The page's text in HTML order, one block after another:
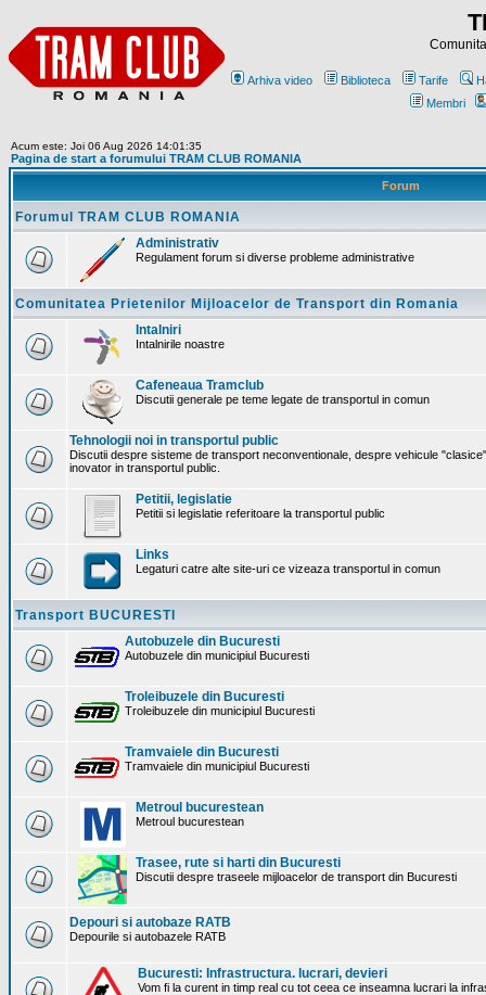
Arhiva video Biblioteca Tarife
Membri
Acum este: Joi 06 Aug 2026 14:01:35
Pagina de start a forumului TRAM CLUB ROMANIA
Forum
Forumul TRAM CLUB ROMANIA
Administrativ
Regulament forum si diverse probleme administrative
Comunitatea Prietenilor Mijloacelor de Transport din Romania
Intalniri
Intalnirile noastre
Cafeneaua Tramclub
Discutii generale pe teme legate de transportul in comun
Tehnologii noi in transportul public
Discutii despre sisteme de transport neconventionale, despre vehicule
inovator in transportul public.
Petitii, legislatie
Petitii si legislatie referitoare la transportul public
Links
Legaturi catre alte site-uri ce vizeaza transportul in comun
Transport BUCURESTI
Autobuzele din Bucuresti
Autobuzele din municipiul Bucuresti
Troleibuzele din Bucuresti
Troleibuzele din municipiul Bucuresti
Tramvaiele din Bucuresti
Tramvaiele din municipiul Bucuresti
Metroul bucurestean
Metroul bucurestean
Trasee, rute si harti din Bucuresti
Discutii despre traseele mijloacelor de transport din Bucuresti
Depouri si autobaze RATB
Depourile si autobazele RATB
Bucuresti: Infrastructura. lucrari, devieri
Vom fi la curent in timp real cu tot ceea ce inseamna lucrari la